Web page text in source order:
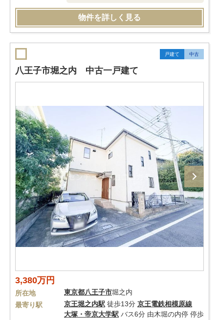
物件を詳しく見る
戸建て 中古
八王子市堀之内 中古一戸建て
3,380万円
所在地 東京都八王子市堀之内
最寄り駅
京王堀之内駅 徒歩13分 京王電鉄相模原線
大塚・帝京大学駅 バス6分 由木堀の内停 停歩